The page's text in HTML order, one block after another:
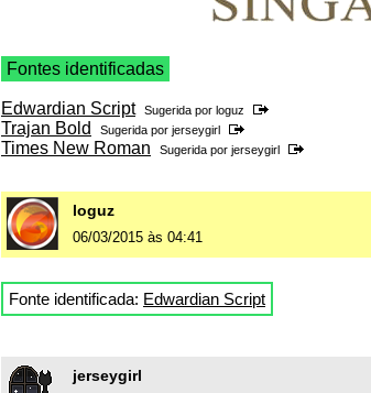
Fontes identificadas
Edwardian Script Sugerida por loguz
Trajan Bold Sugerida por jerseygirl
Times New Roman Sugerida por jerseygirl
loguz
06/03/2015 às 04:41
Fonte identificada: Edwardian Script
jerseygirl